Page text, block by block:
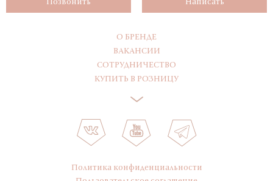
О БРЕНДЕ
ВАКАНСИИ
СОТРУДНИЧЕСТВО
КУПИТЬ В РОЗНИЦУ
Политика конфиденциальности